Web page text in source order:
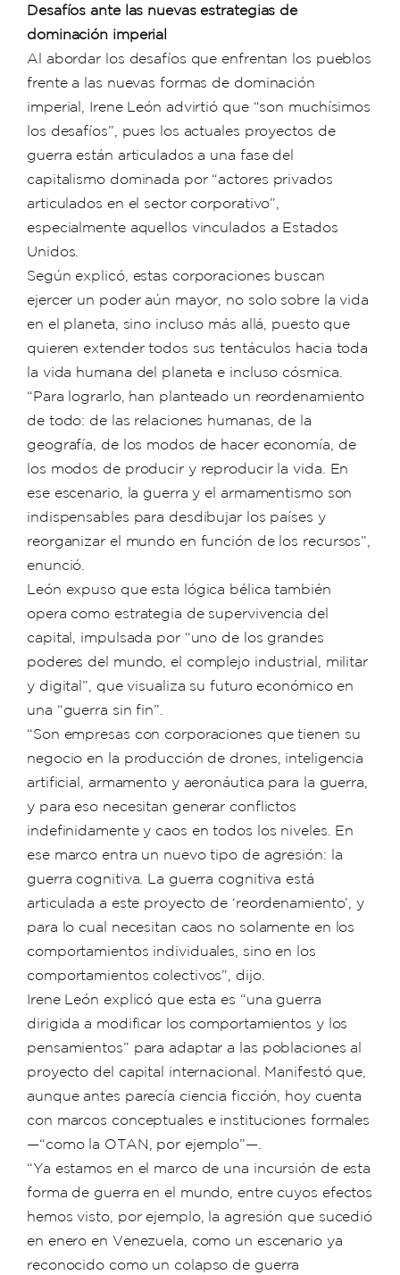
Desafíos ante las nuevas estrategias de
dominación imperial
Al abordar los desafíos que enfrentan los pueblos
frente a las nuevas formas de dominación
imperial, Irene León advirtió que “son muchísimos
los desafíos”, pues los actuales proyectos de
guerra están articulados a una fase del
capitalismo dominada por “actores privados
articulados en el sector corporativo”,
especialmente aquellos vinculados a Estados
Unidos.
Según explicó, estas corporaciones buscan
ejercer un poder aún mayor, no solo sobre la vida
en el planeta, sino incluso más allá, puesto que
quieren extender todos sus tentáculos hacia toda
la vida humana del planeta e incluso cósmica.
“Para lograrlo, han planteado un reordenamiento
de todo: de las relaciones humanas, de la
geografía, de los modos de hacer economía, de
los modos de producir y reproducir la vida. En
ese escenario, la guerra y el armamentismo son
indispensables para desdibujar los países y
reorganizar el mundo en función de los recursos”,
enunció.
León expuso que esta lógica bélica también
opera como estrategia de supervivencia del
capital, impulsada por “uno de los grandes
poderes del mundo, el complejo industrial, militar
y digital”, que visualiza su futuro económico en
una “guerra sin fin”.
“Son empresas con corporaciones que tienen su
negocio en la producción de drones, inteligencia
artificial, armamento y aeronáutica para la guerra,
y para eso necesitan generar conflictos
indefinidamente y caos en todos los niveles. En
ese marco entra un nuevo tipo de agresión: la
guerra cognitiva. La guerra cognitiva está
articulada a este proyecto de ‘reordenamiento’, y
para lo cual necesitan caos no solamente en los
comportamientos individuales, sino en los
comportamientos colectivos”, dijo.
Irene León explicó que esta es “una guerra
dirigida a modificar los comportamientos y los
pensamientos” para adaptar a las poblaciones al
proyecto del capital internacional. Manifestó que,
aunque antes parecía ciencia ficción, hoy cuenta
con marcos conceptuales e instituciones formales
—“como la OTAN, por ejemplo”—.
“Ya estamos en el marco de una incursión de esta
forma de guerra en el mundo, entre cuyos efectos
hemos visto, por ejemplo, la agresión que sucedió
en enero en Venezuela, como un escenario ya
reconocido como un colapso de guerra